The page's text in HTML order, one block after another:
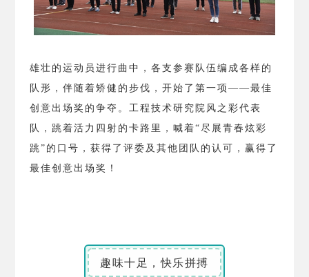
雄壮的运动员进行曲中，各支参赛队伍编成各样的
队形，伴随着矫健的步伐，开始了第一项——最佳
创意出场奖的争夺。工程技术研究院风之彩代表
队，跳着活力四射的卡路里，喊着“尽展青春炫彩
跳”的口号，获得了评委及其他团队的认可，赢得了
最佳创意出场奖！
趣味十足，快乐拼搏